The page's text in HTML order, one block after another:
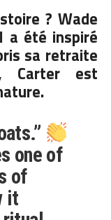
? Wade
a été inspiré
sa retraite
Carter est
one of
of
it